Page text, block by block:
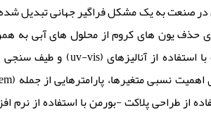
در صنعت به یک مشکل فراگیر جهانی تبدیل
حذف یون های کروم از محلول های آبی به